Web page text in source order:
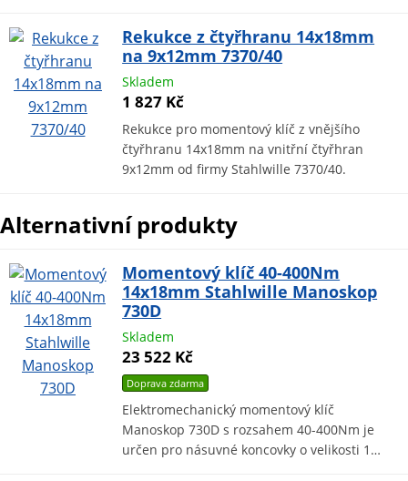
Rekukce z čtyřhranu 14x18mm
na 9x12mm 7370/40
Skladem
1 827 Kč
Rekukce pro momentový klíč z vnějšího
čtyřhranu 14x18mm na vnitřní čtyřhran
9x12mm od firmy Stahlwille 7370/40.
Alternativní produkty
Momentový klíč 40-400Nm
14x18mm Stahlwille Manoskop
730D
Skladem
23 522 Kč
Doprava zdarma
Elektromechanický momentový klíč
Manoskop 730D s rozsahem 40-400Nm je
určen pro násuvné koncovky o velikosti 1…